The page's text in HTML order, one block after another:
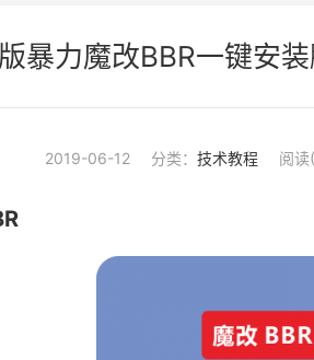
暴力魔改BBR一键安
2019-06-12 分类： 技术教程 阅